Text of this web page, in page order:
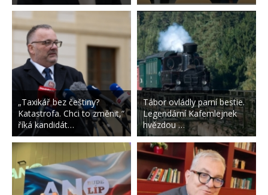
„Taxikář bez češtiny?
Katastrofa. Chci to změnit,“
říká kandidát…
Tábor ovládly parní bestie.
Legendární Kafemlejnek
hvězdou …